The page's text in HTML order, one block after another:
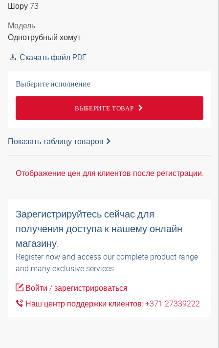
Шору 73
Модель
Однотрубный хомут
Скачать файл PDF
Выберите исполнение
ВЫБЕРИТЕ ТОВАР
Показать таблицу товаров
Отображение цен для клиентов после регистрации.
Зарегистрируйтесь сейчас для
получения доступа к нашему онлайн-
магазину.
Register now and access our complete product range
and many exclusive services.
Войти / зарегистрироваться
Наш центр поддержки клиентов: +371 27339222